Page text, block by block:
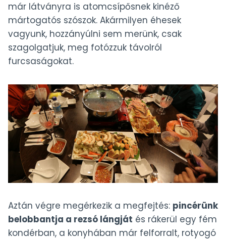
már látványra is atomcsípősnek kinéző
mártogatós szószok. Akármilyen éhesek
vagyunk, hozzányúlni sem merünk, csak
szagolgatjuk, meg fotózzuk távolról
furcsaságokat.
Aztán végre megérkezik a megfejtés: pincérünk
belobbantja a rezsó lángját és rákerül egy fém
kondérban, a konyhában már felforralt, rotyogó